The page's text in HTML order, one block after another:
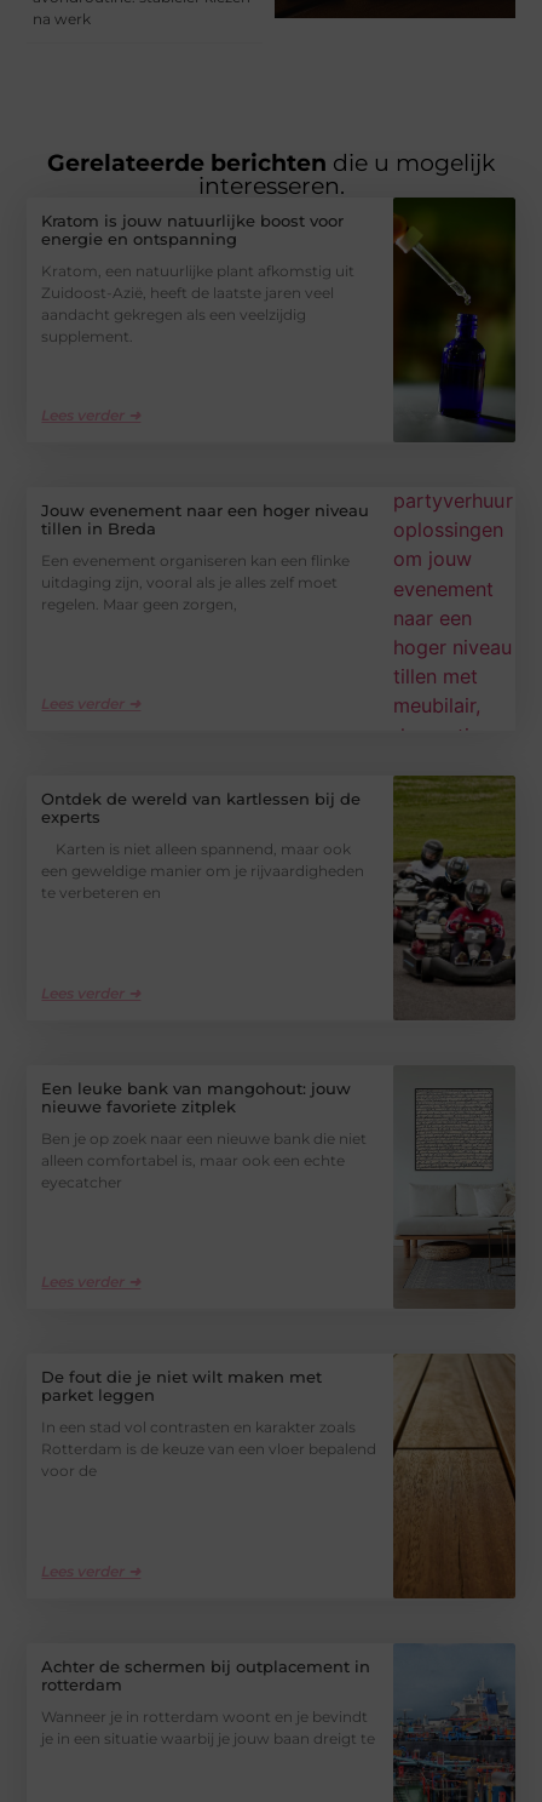
na werk
Gerelateerde berichten die u mogelijk
interesseren.
Kratom is jouw natuurlijke boost voor
energie en ontspanning
Kratom, een natuurlijke plant afkomstig uit
Zuidoost-Azië, heeft de laatste jaren veel
aandacht gekregen als een veelzijdig
supplement.
Lees verder ➜
Jouw evenement naar een hoger niveau
tillen in Breda
Een evenement organiseren kan een flinke
uitdaging zijn, vooral als je alles zelf moet
regelen. Maar geen zorgen,
Lees verder ➜
Ontdek de wereld van kartlessen bij de
experts
Karten is niet alleen spannend, maar ook
een geweldige manier om je rijvaardigheden
te verbeteren en
Lees verder ➜
Een leuke bank van mangohout: jouw
nieuwe favoriete zitplek
Ben je op zoek naar een nieuwe bank die niet
alleen comfortabel is, maar ook een echte
eyecatcher
Lees verder ➜
De fout die je niet wilt maken met
parket leggen
In een stad vol contrasten en karakter zoals
Rotterdam is de keuze van een vloer bepalend
voor de
Lees verder ➜
Achter de schermen bij outplacement in
rotterdam
Wanneer je in rotterdam woont en je bevindt
je in een situatie waarbij je jouw baan dreigt te